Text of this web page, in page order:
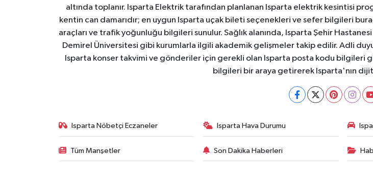
altında toplanır. Isparta Elektrik tarafından planlanan Isparta elektrik kesintisi
kentin can damarıdır; en uygun Isparta uçak bileti seçenekleri ve sefer bilgileri
araçları ve trafik yoğunluğu bilgileri sunulur. Sağlık alanında, Isparta Şehir
Demirel Üniversitesi gibi kurumlarla ilgili akademik gelişmeler takip edilir. Adli
Isparta konser takvimi ve gönderiler için gerekli olan Isparta posta kodu bilgileri
bilgileri bir araya getirerek Isparta'nın
Isparta Nöbetçi Eczaneler Isparta Hava Durumu
Tüm Manşetler Son Dakika Haberleri